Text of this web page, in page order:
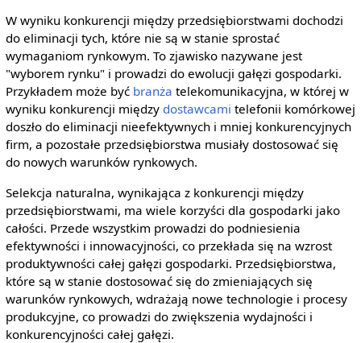
W wyniku konkurencji między przedsiębiorstwami dochodzi
do eliminacji tych, które nie są w stanie sprostać
wymaganiom rynkowym. To zjawisko nazywane jest
"wyborem rynku" i prowadzi do ewolucji gałęzi gospodarki.
Przykładem może być branża telekomunikacyjna, w której w
wyniku konkurencji między dostawcami telefonii komórkowej
doszło do eliminacji nieefektywnych i mniej konkurencyjnych
firm, a pozostałe przedsiębiorstwa musiały dostosować się
do nowych warunków rynkowych.
Selekcja naturalna, wynikająca z konkurencji między
przedsiębiorstwami, ma wiele korzyści dla gospodarki jako
całości. Przede wszystkim prowadzi do podniesienia
efektywności i innowacyjności, co przekłada się na wzrost
produktywności całej gałęzi gospodarki. Przedsiębiorstwa,
które są w stanie dostosować się do zmieniających się
warunków rynkowych, wdrażają nowe technologie i procesy
produkcyjne, co prowadzi do zwiększenia wydajności i
konkurencyjności całej gałęzi.